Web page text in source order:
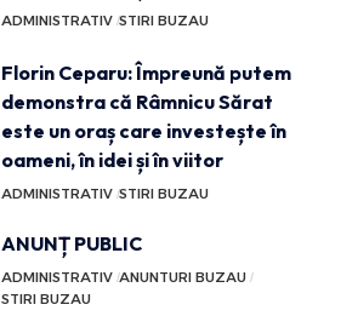
ADMINISTRATIV STIRI BUZAU
Florin Ceparu: Împreună putem
demonstra că Râmnicu Sărat
este un oraș care investește în
oameni, în idei și în viitor
ADMINISTRATIV STIRI BUZAU
ANUNȚ PUBLIC
ADMINISTRATIV ANUNTURI BUZAU
STIRI BUZAU